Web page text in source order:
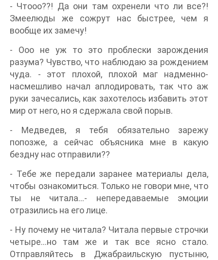
- Чтооо??! Да они там охренели что ли все?!
Змеелюды же сожрут нас быстрее, чем я
вообще их замечу!
- Ооо не уж то это проблески зарождения
разума? Чувство, что наблюдаю за рождением
чуда. - этот плохой, плохой маг надменно-
насмешливо начал аплодировать, так что аж
руки зачесались, как захотелось избавить этот
мир от него, но я сдержала свой порыв.
- Медведев, я тебя обязательно зарежу
попозже, а сейчас объясника мне в какую
бездну нас отправили??
- Тебе же передали заранее материалы дела,
чтобы ознакомиться. Только не говори мне, что
ты не читала...- непередаваемые эмоции
отразились на его лице.
- Ну почему не читала? Читала первые строчки
четыре...но там же и так все ясно стало.
Отправляйтесь в Джабраильскую пустыню,